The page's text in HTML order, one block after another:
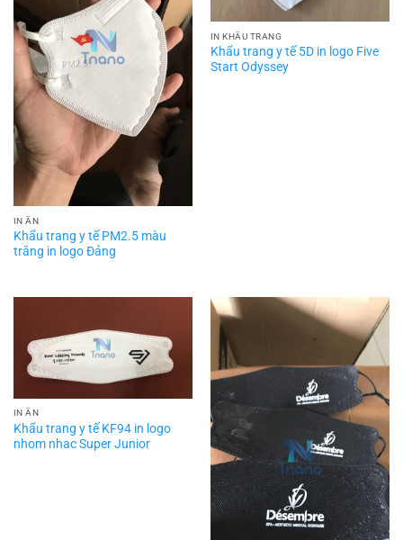
IN ẤN
Khẩu trang y tế PM2.5 màu
trắng in logo Đảng
IN KHẨU TRANG
Khẩu trang y tế 5D in logo Five
Start Odyssey
IN ẤN
Khẩu trang y tế KF94 in logo
nhom nhac Super Junior